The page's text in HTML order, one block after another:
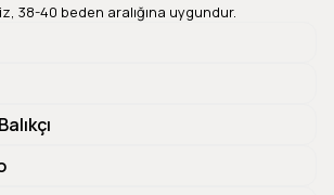
38-40 beden aralığına uygundur.